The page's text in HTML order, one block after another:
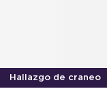
Hallazgo de craneo